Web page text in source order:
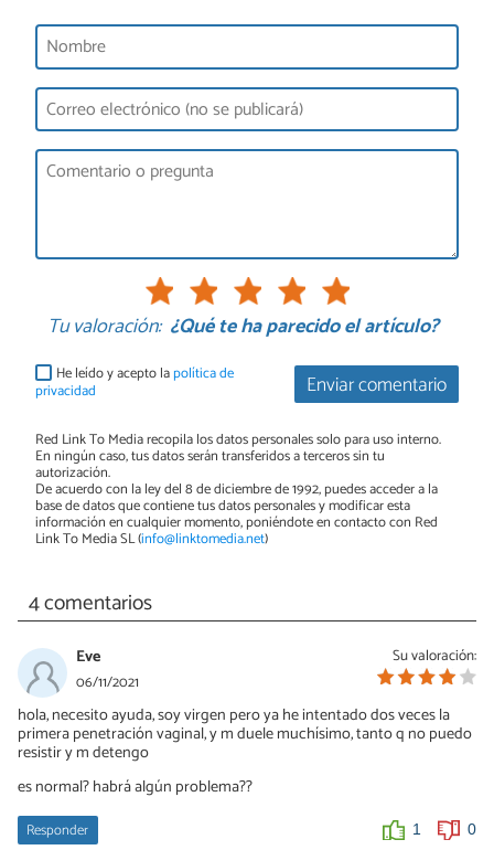
Tu valoración: ¿Qué te ha parecido el artículo?
Enviar comentario
He leído y acepto lapolítica de
privacidad
Red Link To Media recopila los datos personales solo para uso interno.
En ningún caso, tus datos serán transferidos a terceros sin tu
autorización.
De acuerdo con la ley del 8 de diciembre de 1992, puedes acceder a la
base de datos que contiene tus datos personales y modificar esta
información en cualquier momento, poniéndote en contacto con Red
Link To Media SL (info@linktomedia.net)
4 comentarios
Su valoración:
Eve
06/11/2021
hola, necesito ayuda, soy virgen pero ya he intentado dos veces la
primera penetración vaginal, y m duele muchísimo, tanto q no puedo
resistir y m detengo
es normal? habrá algún problema??
Responder 1 0